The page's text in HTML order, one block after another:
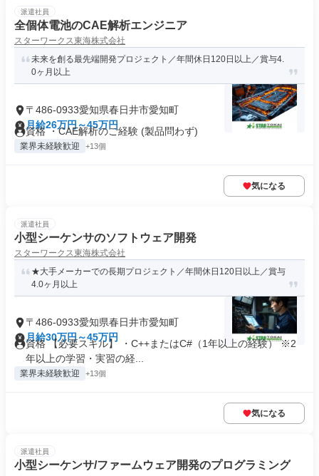
派遣社員
全個体電池のCAE解析エンジニア
スターワークス東海株式会社
未来を創る最先端開発プロジェクト／年間休日120日以上／賞与4.
0ヶ月以上
〒486-0933愛知県春日井市愛知町
月給26万円～45万円
資格 ・CAE解析のご経験 (製品問わず)
業界未経験歓迎 +13個
気になる
派遣社員
小型シーケンサのソフトウェア開発
スターワークス東海株式会社
★大手メーカーでの長期プロジェクト／年間休日120日以上／賞与
4.0ヶ月以上
〒486-0933愛知県春日井市愛知町
月給30万円～45万円
資格 【必要スキル】 ・C++またはC#（1年以上の経験） ※2
年以上の学習・実習の経...
業界未経験歓迎 +13個
気になる
派遣社員
小型シーケンサ/ファームウェア開発のプログラミング